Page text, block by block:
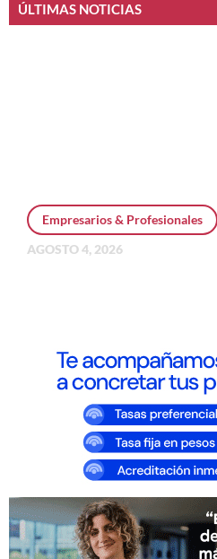
ÚLTIMAS NOTICIAS
Empresarios & Profesionales
AGOSTO 4, 2026